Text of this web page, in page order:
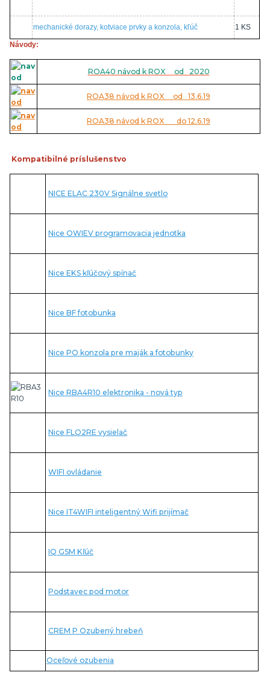
mechanické dorazy, kotviace prvky a konzola, kľúč 1 KS
Návody:
ROA40 návod k ROX od 2020
ROA38 návod k ROX od 13.6.19
ROA38 návod k ROX do 12.6.19
Kompatibilné príslušenstvo
NICE ELAC 230V Signálne svetlo
Nice OWIEV programovacia jednotka
Nice EKS kľúčový spínač
Nice BF fotobunka
Nice PO konzola pre maják a fotobunky
Nice RBA4R10 elektronika - nová typ
Nice FLO2RE vysielač
WIFI ovládanie
Nice IT4WIFI inteligentný Wifi prijímač
IQ GSM Kľúč
Podstavec pod motor
CREM P Ozubený hrebeň
Oceľové ozubenia